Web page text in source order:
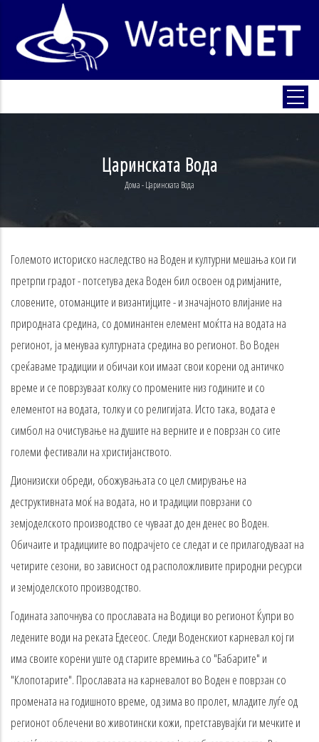
main
Царинската Вода
Breadcrumb
Дома-Царинската Вода
Големото историско наследство на Воден и културни мешања кои ги
претрпи градот - потсетува дека Воден бил освоен од римјаните,
словените, отоманците и византијците - и значајното влијание на
природната средина, со доминантен елемент моќтта на водата на
регионот, ја менуваа културната средина во регионот. Во Воден
среќаваме традиции и обичаи кои имаат свои корени од античко
време и се поврзуваат колку со промените низ годините и со
елементот на водата, толку и со религијата. Исто така, водата е
симбол на очистување на душите на верните и е поврзан со сите
големи фестивали на христијанството.
Дионизиски обреди, обожувањaта со цел смирување на
деструктивната моќ на водата, но и традиции поврзани со
земјоделското производство се чуваат до ден денес во Воден.
Обичаите и традициите во подрачјето се следат и се прилагодуваат на
четирите сезони, во зависност од расположливите природни ресурси
и земјоделското производство.
Годината започнува со прославата на Водици во регионот Ќупри во
ледените води на реката Едесеос. Следи Воденскиот карневал кој ги
има своите корени уште од старите времиња со "Бабарите" и
"Клопотарите". Прославата на карневалот во Воден е поврзан со
промената на годишното време, од зима во пролет, младите луѓе од
регионот облечени во животински кожи, претставувајќи ги мечките и